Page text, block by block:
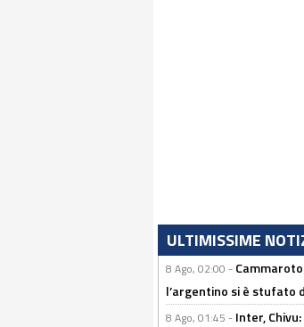
ULTIMISSIME
8 Ago, 02:00 -
l’argentino si è stufato
8 Ago, 01:45 - Inter,